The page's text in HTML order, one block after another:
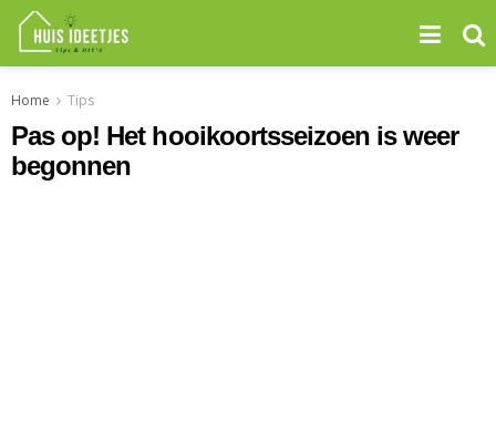
Home Tips
Pas op! Het hooikoortsseizoen is weer
begonnen